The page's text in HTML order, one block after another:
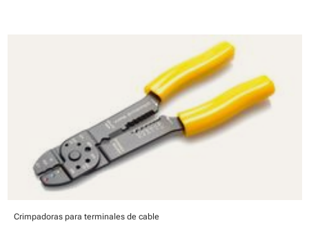
Crimpadoras para terminales de cable